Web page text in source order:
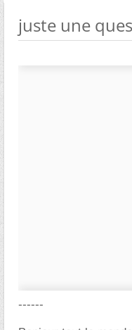
juste une
------